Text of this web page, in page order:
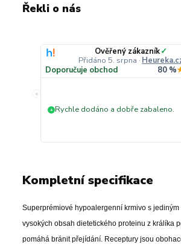
Řekli o nás
«
Ověřený zákazník✓
Přidáno 5. srpna ·
Doporučuje obchod 80 %
+ Rychle dodáno a dobře zabaleno.
Kompletní specifikace
Superprémiové hypoalergenní krmivo s
vysokých obsah dietetického proteinu z králíka
pomáhá bránit přejídání. Receptury jsou